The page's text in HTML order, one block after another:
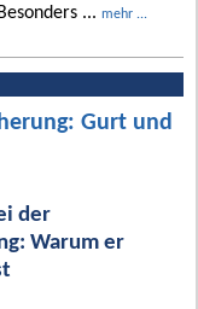
... mehr ...
Gurt und
der
Warum er